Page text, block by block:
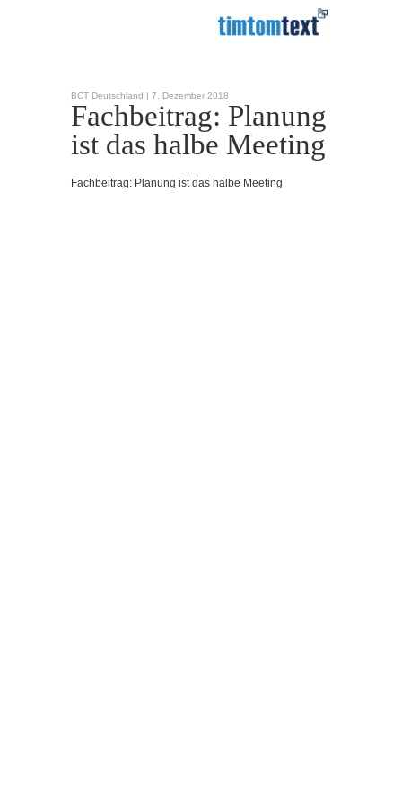
BCT Deutschland | 7. Dezember 2018
Fachbeitrag: Planung
ist das halbe Meeting
Fachbeitrag: Planung ist das halbe Meeting